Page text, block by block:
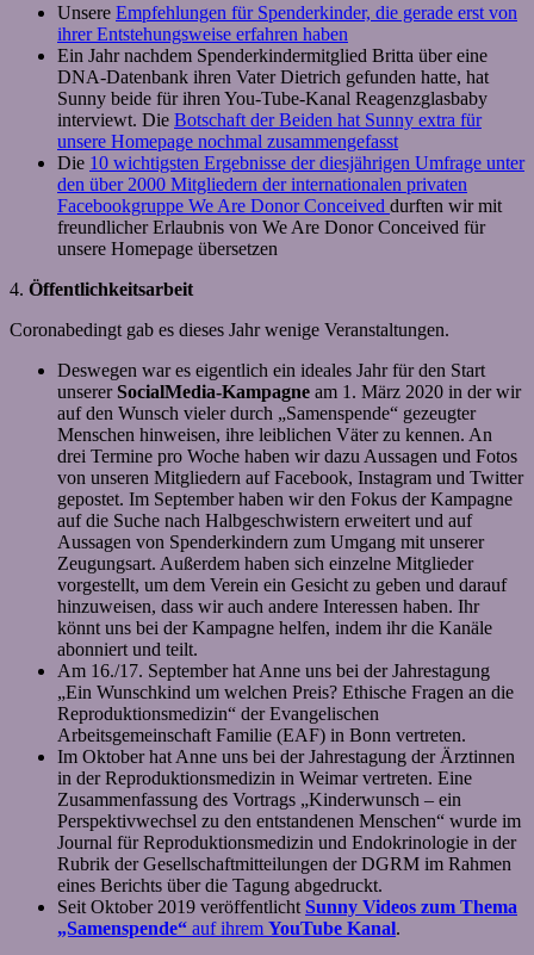
Unsere Empfehlungen für Spenderkinder, die gerade erst von
ihrer Entstehungsweise erfahren haben
Ein Jahr nachdem Spenderkindermitglied Britta über eine
DNA-Datenbank ihren Vater Dietrich gefunden hatte, hat
Sunny beide für ihren You-Tube-Kanal Reagenzglasbaby
interviewt. Die Botschaft der Beiden hat Sunny extra für
unsere Homepage nochmal zusammengefasst
Die 10 wichtigsten Ergebnisse der diesjährigen Umfrage unter
den über 2000 Mitgliedern der internationalen privaten
Facebookgruppe We Are Donor Conceived durften wir mit
freundlicher Erlaubnis von We Are Donor Conceived für
unsere Homepage übersetzen
4. Öffentlichkeitsarbeit
Coronabedingt gab es dieses Jahr wenige Veranstaltungen.
Deswegen war es eigentlich ein ideales Jahr für den Start
unsererSocialMedia-Kampagne am 1. März 2020 in der wir
auf den Wunsch vieler durch „Samenspende“ gezeugter
Menschen hinweisen, ihre leiblichen Väter zu kennen. An
drei Termine pro Woche haben wir dazu Aussagen und Fotos
von unseren Mitgliedern auf Facebook, Instagram und Twitter
gepostet. Im September haben wir den Fokus der Kampagne
auf die Suche nach Halbgeschwistern erweitert und auf
Aussagen von Spenderkindern zum Umgang mit unserer
Zeugungsart. Außerdem haben sich einzelne Mitglieder
vorgestellt, um dem Verein ein Gesicht zu geben und darauf
hinzuweisen, dass wir auch andere Interessen haben. Ihr
könnt uns bei der Kampagne helfen, indem ihr die Kanäle
abonniert und teilt.
Am 16./17. September hat Anne uns bei der Jahrestagung
„Ein Wunschkind um welchen Preis? Ethische Fragen an die
Reproduktionsmedizin“ der Evangelischen
Arbeitsgemeinschaft Familie (EAF) in Bonn vertreten.
Im Oktober hat Anne uns bei der Jahrestagung der Ärztinnen
in der Reproduktionsmedizin in Weimar vertreten. Eine
Zusammenfassung des Vortrags „Kinderwunsch – ein
Perspektivwechsel zu den entstandenen Menschen“ wurde im
Journal für Reproduktionsmedizin und Endokrinologie in der
Rubrik der Gesellschaftmitteilungen der DGRM im Rahmen
eines Berichts über die Tagung abgedruckt.
Seit Oktober 2019 veröffentlicht Sunny Videos zum Thema
„Samenspende“ auf ihrem YouTube Kanal.